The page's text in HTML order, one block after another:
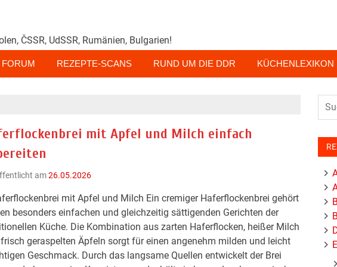
ČSSR, UdSSR, Rumänien, Bulgarien!
FORUM REZEPTE-SCANS RUND UM DIE DDR KÜCHENLEXIKON
mit Apfel und Milch einfach
am26.05.2026
mit Apfel und Milch Ein cremiger Haferflockenbrei gehört
besonders einfachen und gleichzeitig sättigenden Gerichten der
Küche. Die Kombination aus zarten Haferflocken, heißer Milch
geraspelten Äpfeln sorgt für einen angenehm milden und leicht
Geschmack. Durch das langsame Quellen entwickelt der Brei